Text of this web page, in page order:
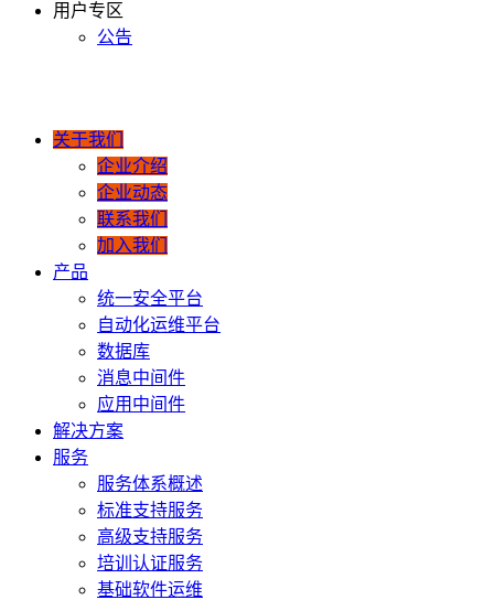
用户专区
公告
关于我们
企业介绍
企业动态
联系我们
加入我们
产品
统一安全平台
自动化运维平台
数据库
消息中间件
应用中间件
解决方案
服务
服务体系概述
标准支持服务
高级支持服务
培训认证服务
基础软件运维